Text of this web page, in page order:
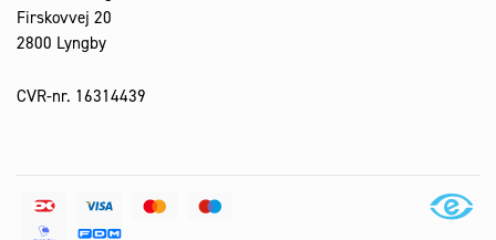
Firskovvej 20
2800 Lyngby
CVR-nr. 16314439